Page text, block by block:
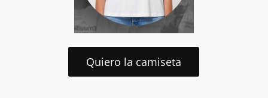
Quiero la camiseta